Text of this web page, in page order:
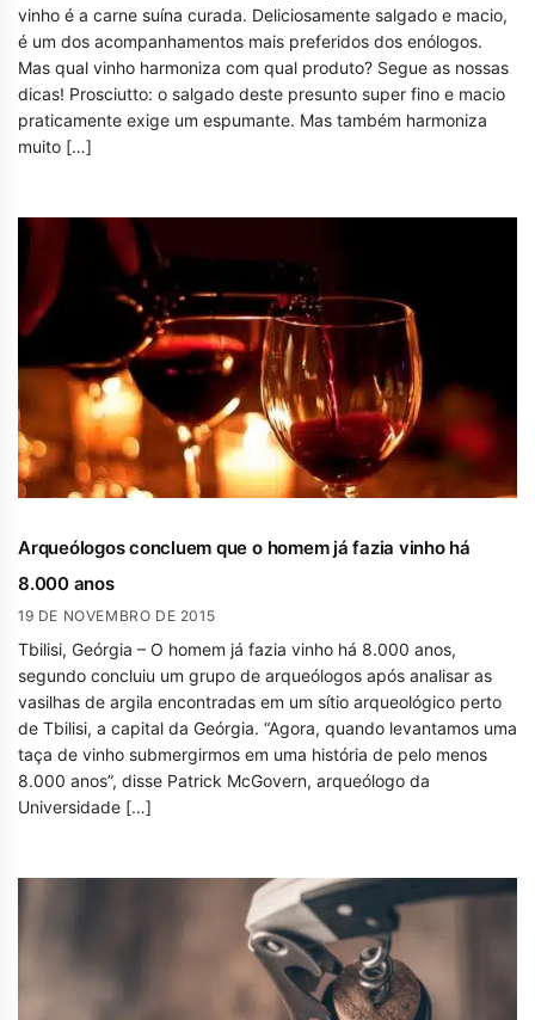
vinho é a carne suína curada. Deliciosamente salgado e macio,
é um dos acompanhamentos mais preferidos dos enólogos.
Mas qual vinho harmoniza com qual produto? Segue as nossas
dicas! Prosciutto: o salgado deste presunto super fino e macio
praticamente exige um espumante. Mas também harmoniza
muito […]
Arqueólogos concluem que o homem já fazia vinho há
8.000 anos
19 DE NOVEMBRO DE 2015
Tbilisi, Geórgia – O homem já fazia vinho há 8.000 anos,
segundo concluiu um grupo de arqueólogos após analisar as
vasilhas de argila encontradas em um sítio arqueológico perto
de Tbilisi, a capital da Geórgia. “Agora, quando levantamos uma
taça de vinho submergirmos em uma história de pelo menos
8.000 anos”, disse Patrick McGovern, arqueólogo da
Universidade […]